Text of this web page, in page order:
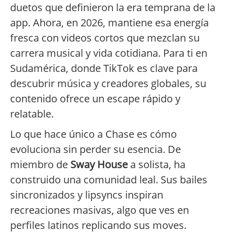
duetos que definieron la era temprana de la
app. Ahora, en 2026, mantiene esa energía
fresca con videos cortos que mezclan su
carrera musical y vida cotidiana. Para ti en
Sudamérica, donde TikTok es clave para
descubrir música y creadores globales, su
contenido ofrece un escape rápido y
relatable.
Lo que hace único a Chase es cómo
evoluciona sin perder su esencia. De
miembro de Sway House a solista, ha
construido una comunidad leal. Sus bailes
sincronizados y lipsyncs inspiran
recreaciones masivas, algo que ves en
perfiles latinos replicando sus moves.